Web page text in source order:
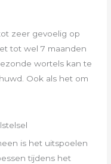
zeer gevoelig op
tot wel 7 maanden
wortels kan te
Ook als het om
is het uitspoelen
tijdens het